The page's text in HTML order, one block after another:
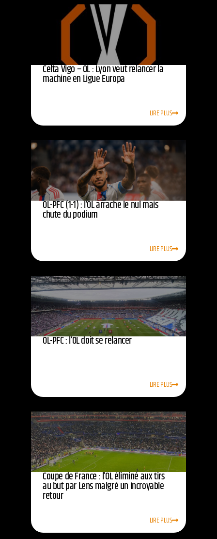
Celta Vigo – OL : Lyon veut relancer la
machine en Ligue Europa
LIRE PLUS
OL-PFC (1-1) : l’OL arrache le nul mais
chute du podium
LIRE PLUS
OL-PFC : l’OL doit se relancer
LIRE PLUS
Coupe de France : l’OL éliminé aux tirs
au but par Lens malgré un incroyable
retour
LIRE PLUS